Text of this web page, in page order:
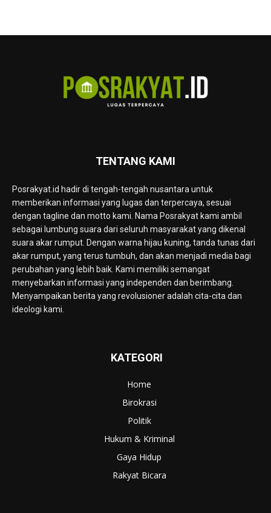
TENTANG KAMI
Posrakyat.id hadir di tengah-tengah nusantara untuk
memberikan informasi yang lugas dan terpercaya, sesuai
dengan tagline dan motto kami. Nama Posrakyat kami ambil
sebagai lumbung suara dari seluruh masyarakat yang dikenal
suara akar rumput. Dengan warna hijau kuning, tanda tunas dari
akar rumput, yang terus tumbuh, dan akan menjadi media bagi
perubahan yang lebih baik. Kami memiliki semangat
menyebarkan informasi yang independen dan berimbang.
Menyampaikan berita yang revolusioner adalah cita-cita dan
ideologi kami.
KATEGORI
Home
Birokrasi
Politik
Hukum & Kriminal
Gaya Hidup
Rakyat Bicara